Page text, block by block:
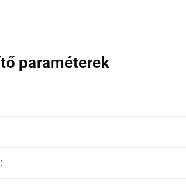
paraméterek
: